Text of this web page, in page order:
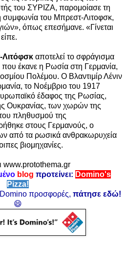
του ΣΥΡΙΖΑ, παρομοίασε τη
συμφωνία του Μπρεστ-Λιτοφσκ,
όπως επεσήμανε. «Γίνεται
αποτελεί το σφράγισμα
έκανε η Ρωσία στη Γερμανία,
Πολέμου. Ο Βλαντιμίρ Λένιν
το Νοέμβριο του 1917
έδαφος της Ρωσίας,
Ουκρανίας, των χωρών της
του πληθυσμού της
στους Γερμανούς, ο
από τα ρωσικά ανθρακωρυχεία
βιομηχανίες.
www.protothema.gr
blog προτείνει: Domino's
Pizza!
προσφορές, πάτησε εδώ!
😄